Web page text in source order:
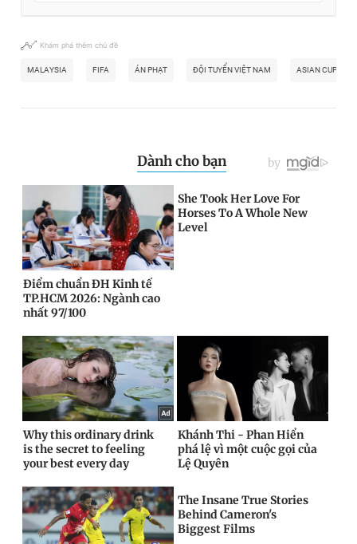
Khám phá thêm chủ đề
MALAYSIA FIFA ÁN PHẠT ĐỘI TUYỂN VIỆT NAM ASIAN CUP 2027